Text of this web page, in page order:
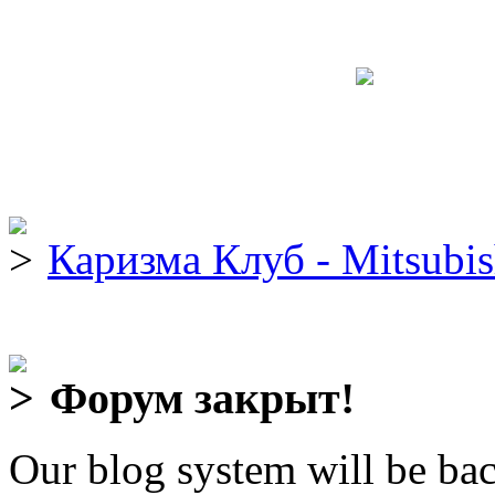
Каризма Клуб -
Форум закрыт!
Our blog system will be